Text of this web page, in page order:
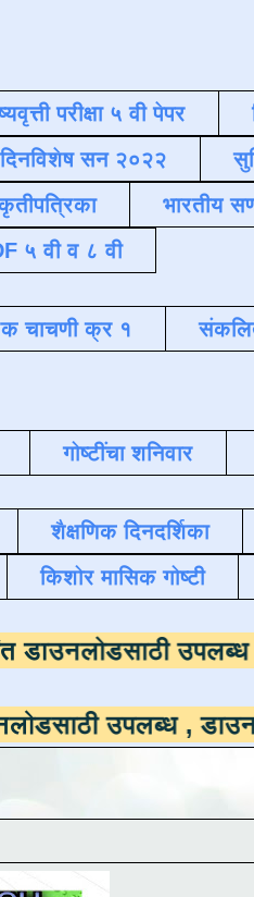
परीक्षा ५ वी पेपर
दिनविशेष सन २०२२
कृतीपत्रिका भारतीय
५ वी व ८ वी
चाचणी क्र १
गोष्टींचा शनिवार
शैक्षणिक दिनदर्शिका
किशोर मासिक गोष्टी
२०२२ पर्यंत
,डाउनलोड